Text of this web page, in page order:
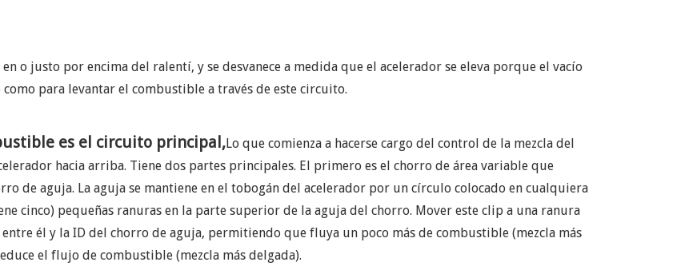
o justo por encima del ralentí, y se desvanece a medida que el acelerador se eleva porque el vacío
para levantar el combustible a través de este circuito.
es el circuito principal,Lo que comienza a hacerse cargo del control de la mezcla del
hacia arriba. Tiene dos partes principales. El primero es el chorro de área variable que
de aguja. La aguja se mantiene en el tobogán del acelerador por un círculo colocado en cualquiera
cinco) pequeñas ranuras en la parte superior de la aguja del chorro. Mover este clip a una ranura
él y la ID del chorro de aguja, permitiendo que fluya un poco más de combustible (mezcla más
el flujo de combustible (mezcla más delgada).